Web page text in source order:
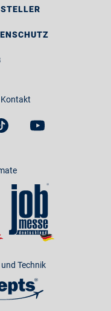
Kontakt
Technik